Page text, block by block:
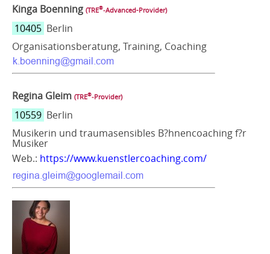
Kinga Boenning (TRE®‑Advanced-Provider)
10405 Berlin
Organisationsberatung, Training, Coaching
Regina Gleim (TRE®‑Provider)
10559 Berlin
Musikerin und traumasensibles B?hnencoaching f?r
Musiker
Web.: https://www.kuenstlercoaching.com/